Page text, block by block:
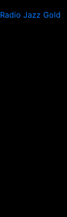
Radio Jazz Gold